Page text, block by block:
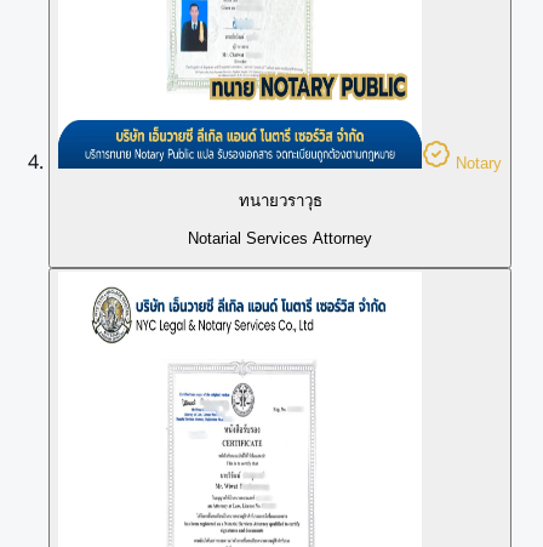
Notary
ทนายวราวุธ
Notarial Services Attorney